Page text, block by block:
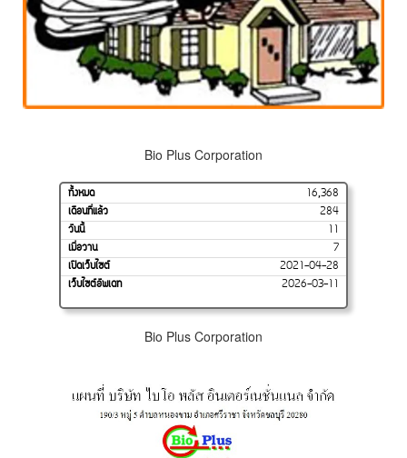
Bio Plus Corporation
ทั้งหมด
16,368
เดือนที่แล้ว
284
วันนี้
11
เมื่อวาน
7
เปิดเว็บไซต์
2021-04-28
เว็บไซต์อัพเดท
2026-03-11
Bio Plus Corporation